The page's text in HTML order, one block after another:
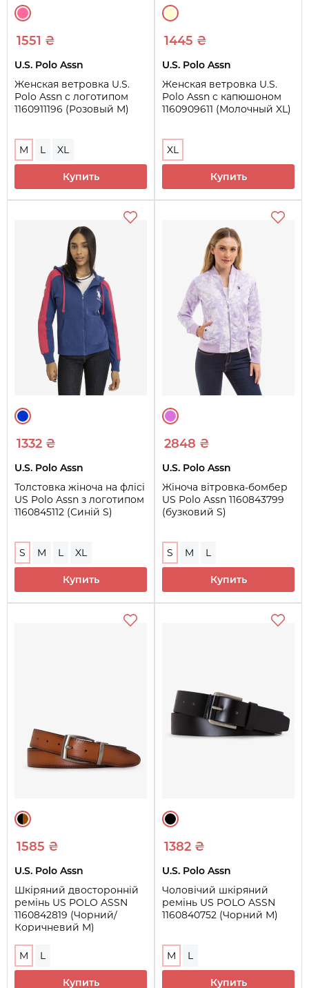
1551 ₴
U.S. Polo Assn
Женская ветровка U.S.
Polo Assn с логотипом
1160911196 (Розовый M)
M L XL
Купить
1445 ₴
U.S. Polo Assn
Женская ветровка U.S.
Polo Assn с капюшоном
1160909611 (Молочный XL)
XL
Купить
1332 ₴
U.S. Polo Assn
Толстовка жіноча на флісі
US Polo Assn з логотипом
1160845112 (Синій S)
S M L XL
Купить
2848 ₴
U.S. Polo Assn
Жіноча вітровка-бомбер
US Polo Assn 1160843799
(бузковий S)
S M L
Купить
1585 ₴
U.S. Polo Assn
Шкіряний двосторонній
ремінь US POLO ASSN
1160842819 (Чорний/
Коричневий M)
M L
Купить
1382 ₴
U.S. Polo Assn
Чоловічий шкіряний
ремінь US POLO ASSN
1160840752 (Чорний M)
M L
Купить